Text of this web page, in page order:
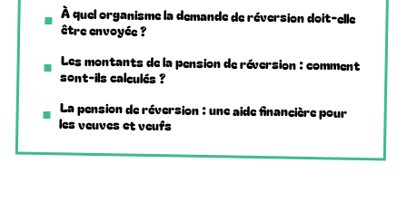
À quel organisme la demande de réversion doit-elle
être envoyée ?
Les montants de la pension de réversion : comment
sont-ils calculés ?
La pension de réversion : une aide financière pour
les veuves et veufs